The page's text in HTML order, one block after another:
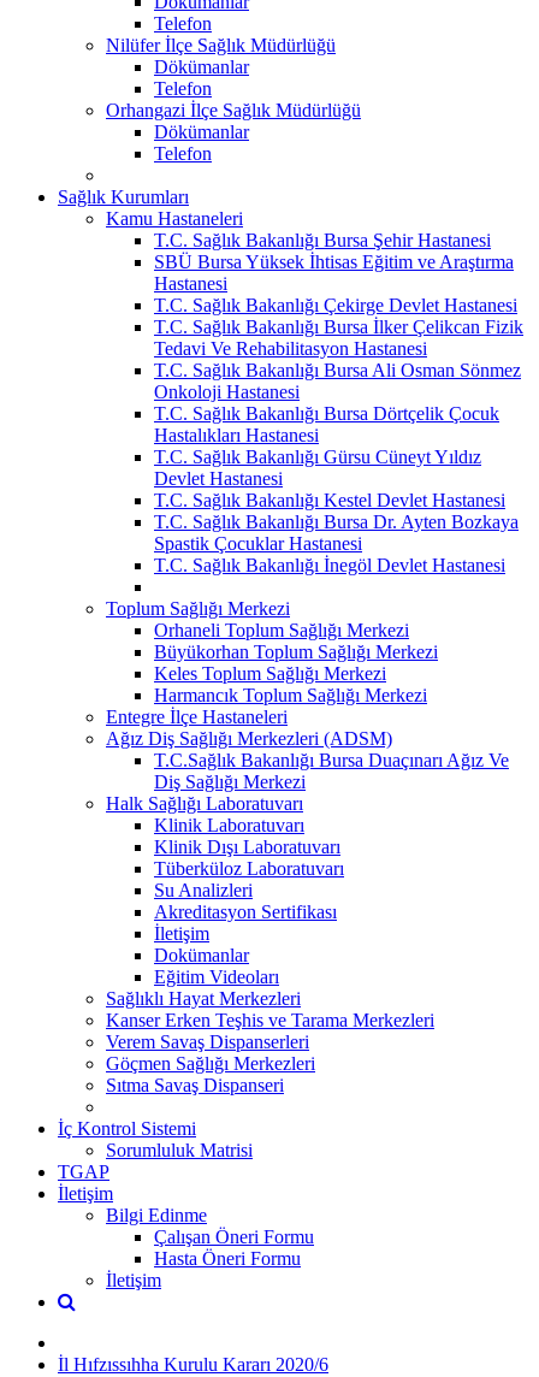
Telefon
Nilüfer İlçe Sağlık Müdürlüğü
Dökümanlar
Telefon
Orhangazi İlçe Sağlık Müdürlüğü
Dökümanlar
Telefon
Sağlık Kurumları
Kamu Hastaneleri
T.C. Sağlık Bakanlığı Bursa Şehir Hastanesi
SBÜ Bursa Yüksek İhtisas Eğitim ve Araştırma
Hastanesi
T.C. Sağlık Bakanlığı Çekirge Devlet Hastanesi
T.C. Sağlık Bakanlığı Bursa İlker Çelikcan Fizik
Tedavi Ve Rehabilitasyon Hastanesi
T.C. Sağlık Bakanlığı Bursa Ali Osman Sönmez
Onkoloji Hastanesi
T.C. Sağlık Bakanlığı Bursa Dörtçelik Çocuk
Hastalıkları Hastanesi
T.C. Sağlık Bakanlığı Gürsu Cüneyt Yıldız
Devlet Hastanesi
T.C. Sağlık Bakanlığı Kestel Devlet Hastanesi
T.C. Sağlık Bakanlığı Bursa Dr. Ayten Bozkaya
Spastik Çocuklar Hastanesi
T.C. Sağlık Bakanlığı İnegöl Devlet Hastanesi
Toplum Sağlığı Merkezi
Orhaneli Toplum Sağlığı Merkezi
Büyükorhan Toplum Sağlığı Merkezi
Keles Toplum Sağlığı Merkezi
Harmancık Toplum Sağlığı Merkezi
Entegre İlçe Hastaneleri
Ağız Diş Sağlığı Merkezleri (ADSM)
T.C.Sağlık Bakanlığı Bursa Duaçınarı Ağız Ve
Diş Sağlığı Merkezi
Halk Sağlığı Laboratuvarı
Klinik Laboratuvarı
Klinik Dışı Laboratuvarı
Tüberküloz Laboratuvarı
Su Analizleri
Akreditasyon Sertifikası
İletişim
Dokümanlar
Eğitim Videoları
Sağlıklı Hayat Merkezleri
Kanser Erken Teşhis ve Tarama Merkezleri
Verem Savaş Dispanserleri
Göçmen Sağlığı Merkezleri
Sıtma Savaş Dispanseri
İç Kontrol Sistemi
Sorumluluk Matrisi
TGAP
İletişim
Bilgi Edinme
Çalışan Öneri Formu
Hasta Öneri Formu
İletişim
İl Hıfzıssıhha Kurulu Kararı 2020/6